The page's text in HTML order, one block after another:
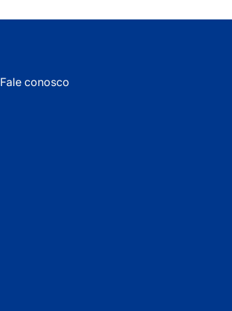
Fale conosco